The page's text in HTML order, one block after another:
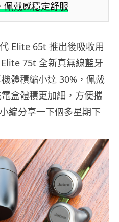
佩戴感穩定舒服
Elite 65t 推出後吸收用
75t 全新真無線藍牙
體積縮小達 30%，佩戴
盒體積更加細，方便攜
編分享一下個多星期下